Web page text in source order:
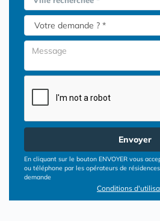
Envoyer
En cliquant sur le bouton ENVOYER vous
ou téléphone par les opérateurs de
demande
Conditions